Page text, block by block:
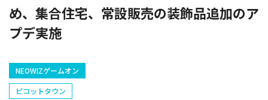
め、集合住宅、常設販売の装飾品追加のア
プデ実施
NEOWIZゲームオン
ピコットタウン